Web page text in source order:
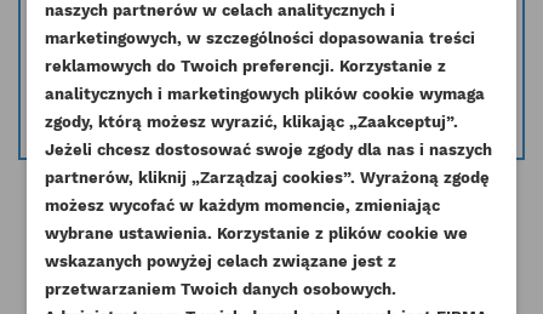
DODAJ DO LISTY ŻYCZEŃ
UTWÓRZ LISTĘ ŻYCZEŃ
NAZWA LISTY ŻYCZEŃ
ZALOGUJ SIĘ
Musisz być zalogowany by zapisać produkty na
swojej liście życzeń.
Masz wątpliwość czy dana część pasuje do Twojego silnika skontaktuj się
z nami i podaj nr seryjny silnika a my pomożemy dobrać odpowiednią
część.
info@esilniki24.pl
naszych partnerów w celach analitycznych i
marketingowych, w szczególności dopasowania treści
reklamowych do Twoich preferencji. Korzystanie z
analitycznych i marketingowych plików cookie wymaga
zgody, którą możesz wyrazić, klikając „Zaakceptuj”.
Jeżeli chcesz dostosować swoje zgody dla nas i naszych
partnerów, kliknij „Zarządzaj cookies”. Wyrażoną zgodę
możesz wycofać w każdym momencie, zmieniając
wybrane ustawienia. Korzystanie z plików cookie we
wskazanych powyżej celach związane jest z
przetwarzaniem Twoich danych osobowych.